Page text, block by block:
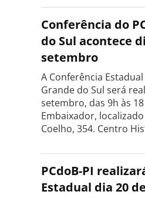
Estadual
do
PCdoB
Tocantins
será
realizada
dia
18
de
setembro
Conferência do
do Sul acontece
setembro
A Conferência
Grande do Sul será
setembro, das 9h às
Embaixador,
Coelho, 354. Centro
PCdoB-PI
Estadual dia 20